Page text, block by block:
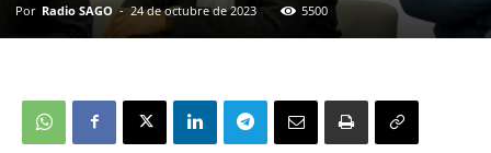
Por Radio SAGO - 24 de octubre de 2023 5500